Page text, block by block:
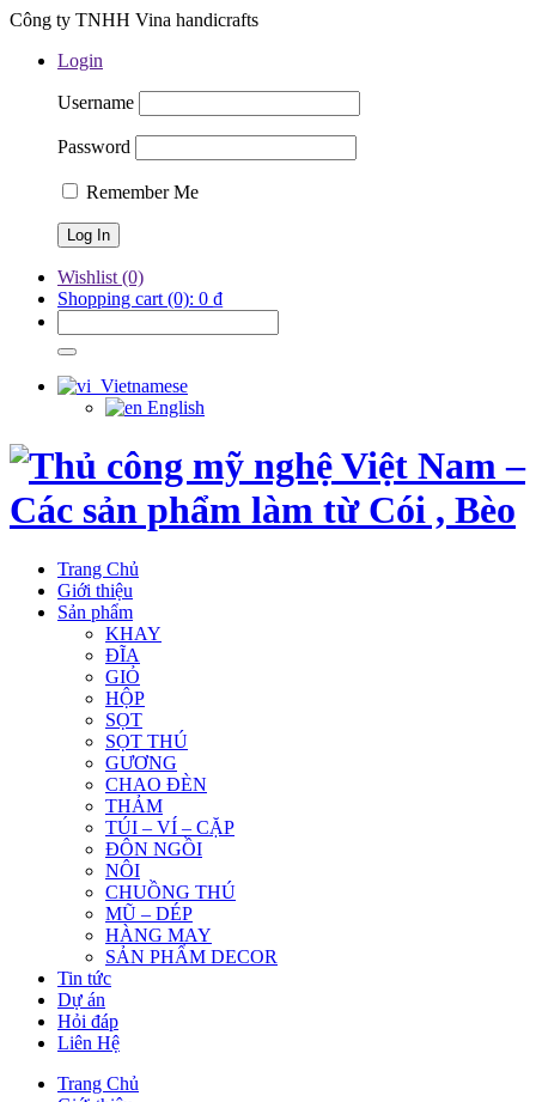
Công ty TNHH Vina handicrafts
Login
Username
Password
Remember Me
Wishlist (0)
Shopping cart (0): 0 ₫
Vietnamese
English
Trang Chủ
Giới thiệu
Sản phẩm
KHAY
ĐĨA
GIỎ
HỘP
SỌT
SỌT THÚ
GƯƠNG
CHAO ĐÈN
THẢM
TÚI – VÍ – CẶP
ĐÔN NGỒI
NÔI
CHUỒNG THÚ
MŨ – DÉP
HÀNG MAY
SẢN PHẨM DECOR
Tin tức
Dự án
Hỏi đáp
Liên Hệ
Trang Chủ